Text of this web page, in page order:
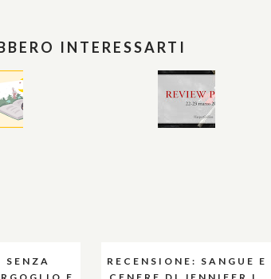
INTERESSARTI
SENZA
RECENSIONE: SANGUE E